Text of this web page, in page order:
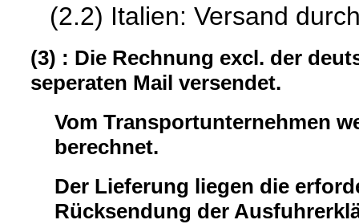
(2.2) Italien: Versand durch
(3) : Die Rechnung excl. der
seperaten Mail versendet.
Vom Transportunternehmen
berechnet.
Der Lieferung liegen die
Rücksendung der